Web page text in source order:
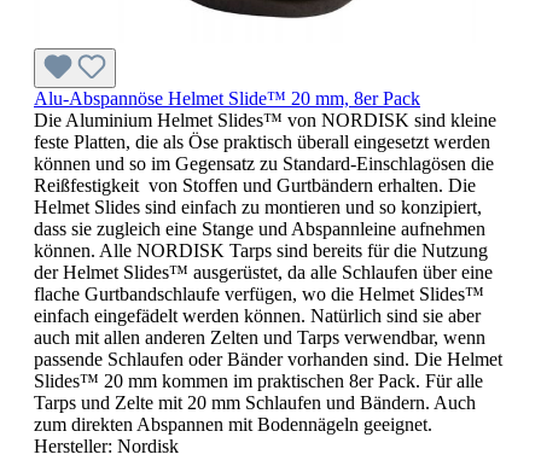
Alu-Abspannöse Helmet Slide™ 20 mm, 8er Pack
Die Aluminium Helmet Slides™ von NORDISK sind kleine
feste Platten, die als Öse praktisch überall eingesetzt werden
können und so im Gegensatz zu Standard-Einschlagösen die
Reißfestigkeit von Stoffen und Gurtbändern erhalten. Die
Helmet Slides sind einfach zu montieren und so konzipiert,
dass sie zugleich eine Stange und Abspannleine aufnehmen
können. Alle NORDISK Tarps sind bereits für die Nutzung
der Helmet Slides™ ausgerüstet, da alle Schlaufen über eine
flache Gurtbandschlaufe verfügen, wo die Helmet Slides™
einfach eingefädelt werden können. Natürlich sind sie aber
auch mit allen anderen Zelten und Tarps verwendbar, wenn
passende Schlaufen oder Bänder vorhanden sind. Die Helmet
Slides™ 20 mm kommen im praktischen 8er Pack. Für alle
Tarps und Zelte mit 20 mm Schlaufen und Bändern. Auch
zum direkten Abspannen mit Bodennägeln geeignet.
Hersteller: Nordisk